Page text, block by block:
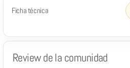
Ficha técnica
Review de la comunidad